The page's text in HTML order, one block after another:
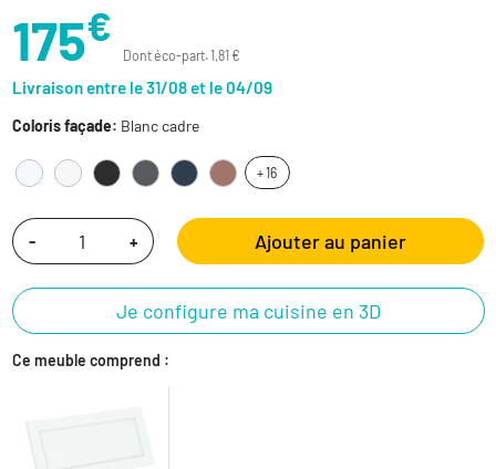
175€
Dont éco-part. 1,81 €
Livraison entre le 31/08 et le 04/09
Coloris façade: Blanc cadre
+ 16
- + Ajouter au panier
Je configure ma cuisine en 3D
Ce meuble comprend :